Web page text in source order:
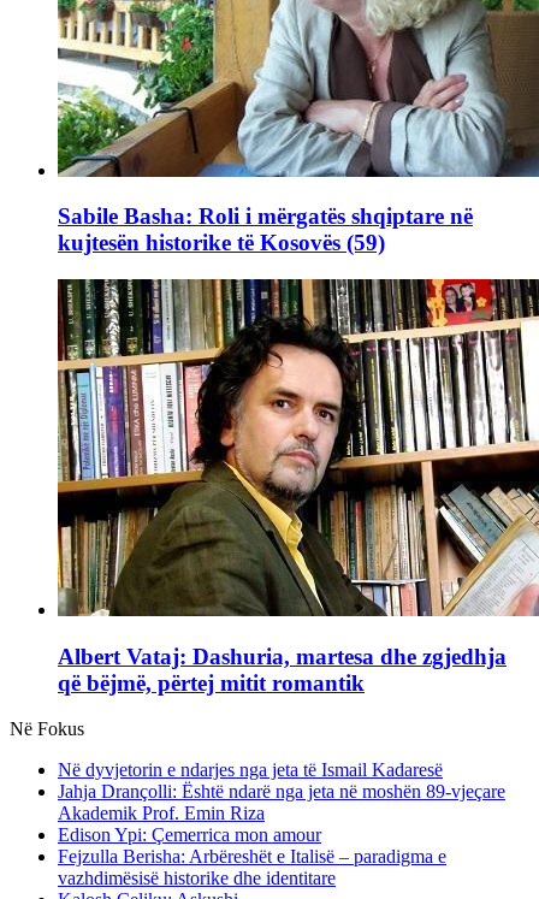
Sabile Basha: Roli i mërgatës shqiptare në
kujtesën historike të Kosovës (59)
Albert Vataj: Dashuria, martesa dhe zgjedhja
që bëjmë, përtej mitit romantik
Në Fokus
Në dyvjetorin e ndarjes nga jeta të Ismail Kadaresë
Jahja Drançolli: Është ndarë nga jeta në moshën 89-vjeçare
Akademik Prof. Emin Riza
Edison Ypi: Çemerrica mon amour
Fejzulla Berisha: Arbëreshët e Italisë – paradigma e
vazhdimësisë historike dhe identitare